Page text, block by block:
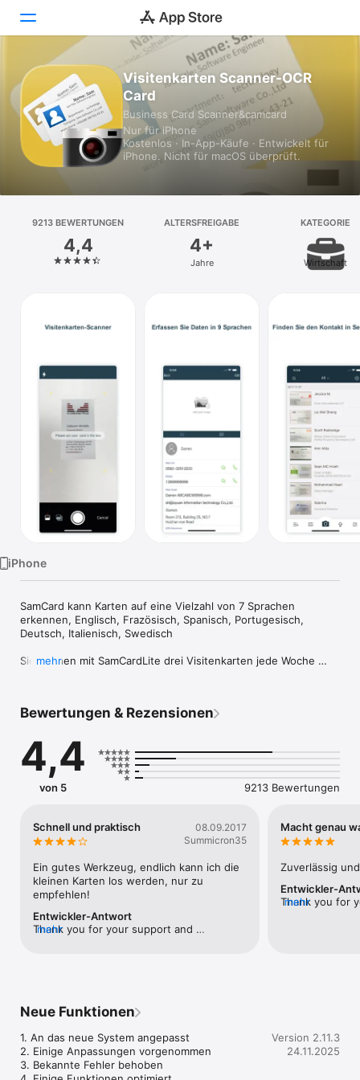
Heute
Spiele
Apps
Arcade
Plattform
iPhone
Watch
Visitenkarten Scanner-OCR
Card
Business Card Scanner&camcard
Nur für iPhone
Kostenlos · In-App-Käufe · Entwickelt für
iPhone. Nicht für macOS überprüft.
9213 BEWERTUNGEN
4,4
ALTERSFREIGABE
4+
Jahre
KATEGORIE
Wirtschaft
iPhone
SamCard kann Karten auf eine Vielzahl von 7 Sprachen
erkennen, Englisch, Frazösisch, Spanisch, Portugesisch,
Deutsch, Italienisch, Swedisch
Sie können mit SamCardLite drei Visitenkarten jede Woche
Die Visitenkarten warden potografiert mit iPhone-Kamera.
Unternehmen, Abteilung und Telephon) werden automatisch
erkannt und in den Kontakte gespeichert .
[Funktionsbeschreibung]
Meister der Visitenkarten zeichnet sich durch
Erkennungstechnik und –geschwindigkeit aus. Außerdem
* Anti-Shake
* Wenn die Visitenkarten editiert werden,  können die
entsprechenden Bilder gezeigt werden
* Visitenkarten können in Quer- oder Längsformat fotografiert
Unsere Vorschläge:
Um die beste Effekte zu erreichen,  bitte gewähren Sie, dass
mehr
Bewertungen & Rezensionen
4,4
von 5 9213 Bewertungen
Schnell und praktisch
08.09.2017
Summicron35
Ein gutes Werkzeug, endlich kann ich die
kleinen Karten los werden, nur zu
empfehlen!
Entwickler-Antwort
Thank you for your support and
mehr
Macht genau
Zuverlässig
Entwickler-
Thank you for
mehr
Neue Funktionen
1. An das neue System angepasst
2. Einige Anpassungen vorgenommen
3. Bekannte Fehler behoben
Version 2.11.3
24.11.2025